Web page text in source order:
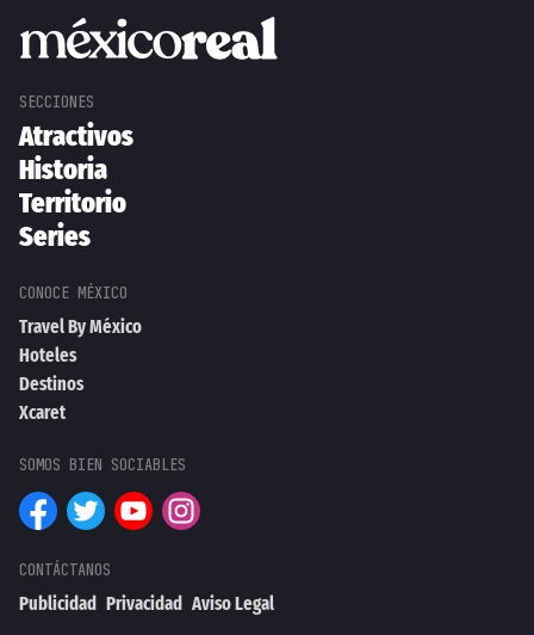
Atractivos
Historia
Territorio
Series
Travel By México
Hoteles
Destinos
Xcaret
Publicidad Privacidad Aviso Legal